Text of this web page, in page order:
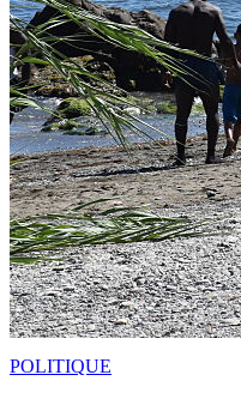
POLITIQUE